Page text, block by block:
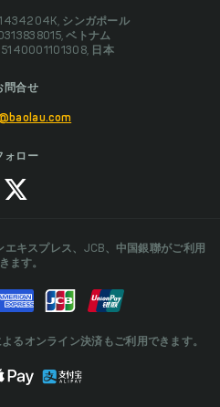
シンガポール
ベトナム
5140001101308, 日本
問合せ
ォロー
キスプレス、JCB、中国銀聯がご利用
ます。
るオンライン決済もご利用できます。